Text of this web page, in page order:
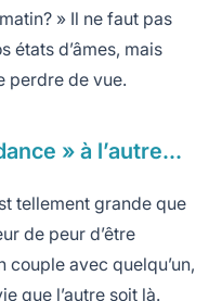
» Il ne faut pas
états d’âmes, mais
perdre de vue.
» à l’autre…
tellement grande que
de peur d’être
avec quelqu’un,
que l’autre soit là.